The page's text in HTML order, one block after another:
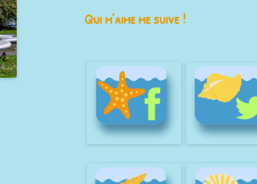
Qui m’aime me suive !